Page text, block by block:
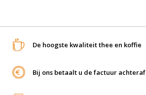
De hoogste kwaliteit thee en koffie
Bij ons betaalt u de factuur achteraf